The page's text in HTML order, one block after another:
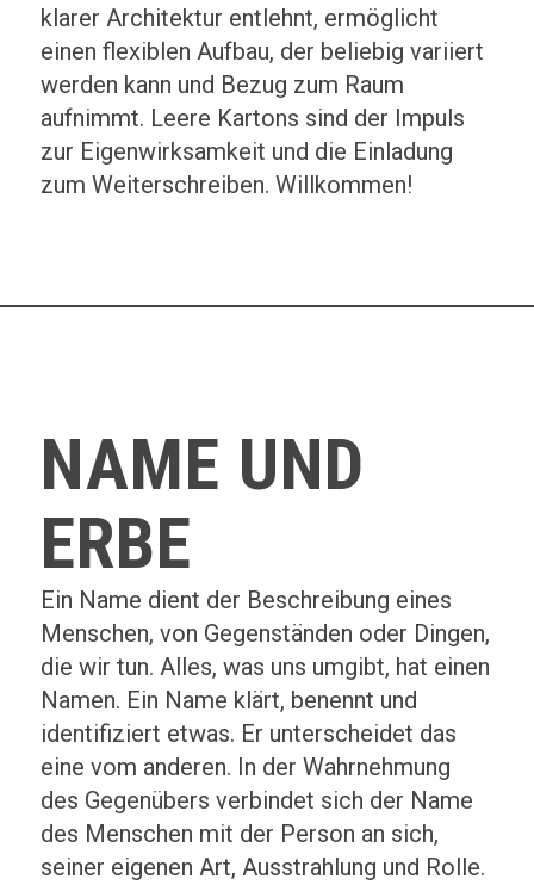
klarer Architektur entlehnt, ermöglicht
einen flexiblen Aufbau, der beliebig variiert
werden kann und Bezug zum Raum
aufnimmt. Leere Kartons sind der Impuls
zur Eigenwirksamkeit und die Einladung
zum Weiterschreiben. Willkommen!
NAME UND
ERBE
Ein Name dient der Beschreibung eines
Menschen, von Gegenständen oder Dingen,
die wir tun. Alles, was uns umgibt, hat einen
Namen. Ein Name klärt, benennt und
identifiziert etwas. Er unterscheidet das
eine vom anderen. In der Wahrnehmung
des Gegenübers verbindet sich der Name
des Menschen mit der Person an sich,
seiner eigenen Art, Ausstrahlung und Rolle.